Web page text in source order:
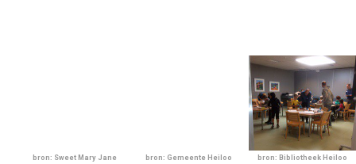
bron: Sweet Mary Jane bron: Gemeente Heiloo bron: Bibliotheek Heiloo